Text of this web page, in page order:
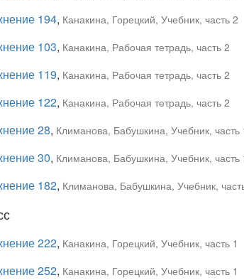
194, Канакина, Горецкий, Учебник, часть 2
103, Канакина, Рабочая тетрадь, часть 2
119, Канакина, Рабочая тетрадь, часть 2
122, Канакина, Рабочая тетрадь, часть 2
28, Климанова, Бабушкина, Учебник, часть
30, Климанова, Бабушкина, Учебник, часть
182, Климанова, Бабушкина, Учебник,
222, Канакина, Горецкий, Учебник, часть 1
252, Канакина, Горецкий, Учебник, часть 1